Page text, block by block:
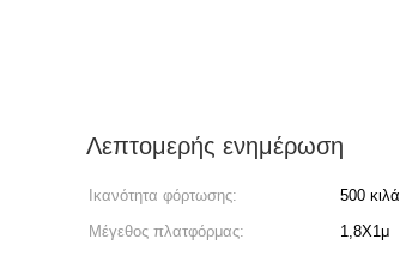
Λεπτομερής ενημέρωση
Ικανότητα φόρτωσης: 500 κιλά
Μέγεθος πλατφόρμας:
1,8Χ1μ